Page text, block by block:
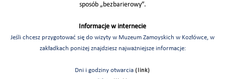
sposób „bezbarierowy”.
Informacje w internecie
Jeśli chcesz przygotować się do wizyty w Muzeum Zamoyskich w Kozłówce, w
zakładkach poniżej znajdziesz najważniejsze informacje:
Dni i godziny otwarcia(link)